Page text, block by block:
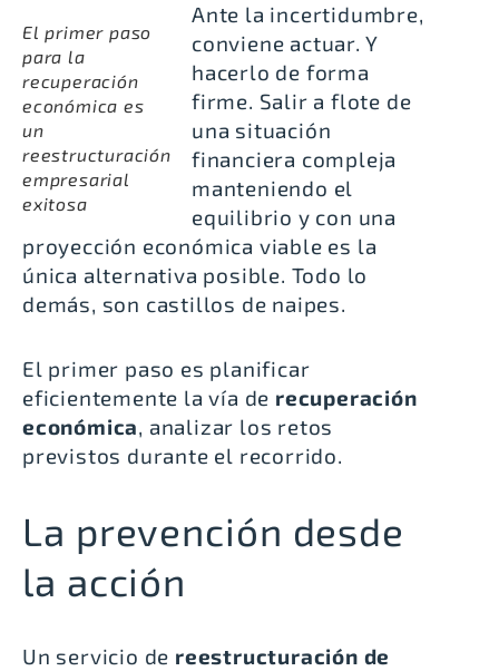
El primer paso
para la
recuperación
económica es
un
reestructuración
empresarial
exitosa
Ante la incertidumbre,
conviene actuar. Y
hacerlo de forma
firme. Salir a flote de
una situación
financiera compleja
manteniendo el
equilibrio y con una
proyección económica viable es la
única alternativa posible. Todo lo
demás, son castillos de naipes.
El primer paso es planificar
eficientemente la vía de recuperación
económica, analizar los retos
previstos durante el recorrido.
La prevención desde
la acción
Un servicio de reestructuración de